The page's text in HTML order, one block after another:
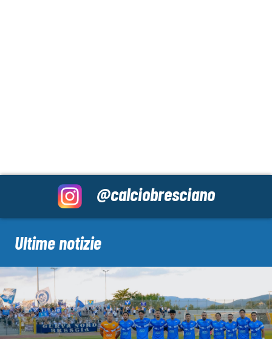
@calciobresciano
Ultime notizie